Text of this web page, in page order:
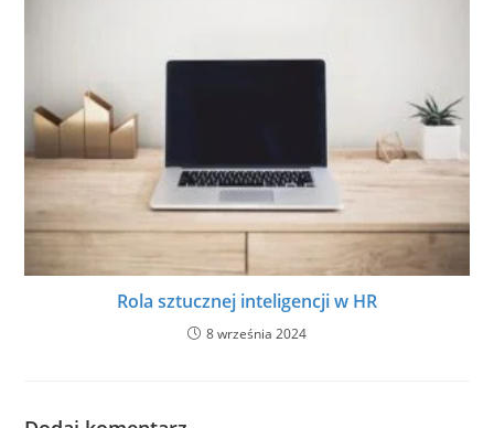
Rola sztucznej inteligencji w HR
8 września 2024